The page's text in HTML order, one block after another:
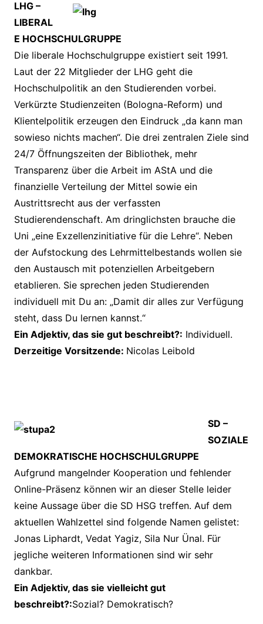
LHG –
LIBERAL
E HOCHSCHULGRUPPE
Die liberale Hochschulgruppe existiert seit 1991.
Laut der 22 Mitglieder der LHG geht die
Hochschulpolitik an den Studierenden vorbei.
Verkürzte Studienzeiten (Bologna-Reform) und
Klientelpolitik erzeugen den Eindruck „da kann man
sowieso nichts machen“. Die drei zentralen Ziele sind
24/7 Öffnungszeiten der Bibliothek, mehr
Transparenz über die Arbeit im AStA und die
finanzielle Verteilung der Mittel sowie ein
Austrittsrecht aus der verfassten
Studierendenschaft. Am dringlichsten brauche die
Uni „eine Exzellenzinitiative für die Lehre“. Neben
der Aufstockung des Lehrmittelbestands wollen sie
den Austausch mit potenziellen Arbeitgebern
etablieren. Sie sprechen jeden Studierenden
individuell mit Du an: „Damit dir alles zur Verfügung
steht, dass Du lernen kannst.“
Ein Adjektiv, das sie gut beschreibt?: Individuell.
Derzeitige Vorsitzende: Nicolas Leibold
SD –
SOZIALE
DEMOKRATISCHE HOCHSCHULGRUPPE
Aufgrund mangelnder Kooperation und fehlender
Online-Präsenz können wir an dieser Stelle leider
keine Aussage über die SD HSG treffen. Auf dem
aktuellen Wahlzettel sind folgende Namen gelistet:
Jonas Liphardt, Vedat Yagiz, Sila Nur Ünal. Für
jegliche weiteren Informationen sind wir sehr
dankbar.
Ein Adjektiv, das sie vielleicht gut
beschreibt?:Sozial? Demokratisch?